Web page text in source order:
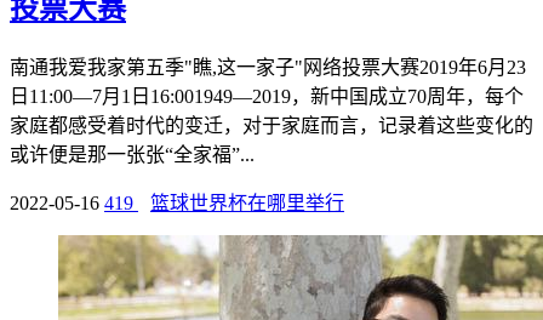
投票大赛
南通我爱我家第五季"瞧,这一家子"网络投票大赛2019年6月23
日11:00—7月1日16:001949—2019，新中国成立70周年，每个
家庭都感受着时代的变迁，对于家庭而言，记录着这些变化的
或许便是那一张张“全家福”...
2022-05-16 419 篮球世界杯在哪里举行